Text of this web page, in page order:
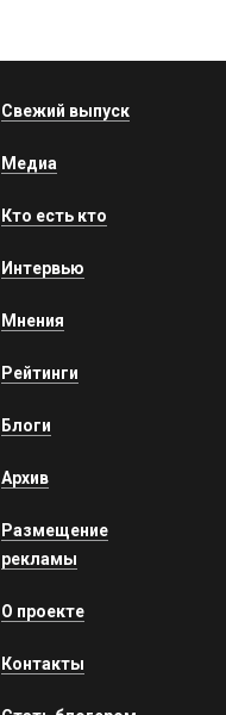
Свежий выпуск
Медиа
Кто есть кто
Интервью
Мнения
Рейтинги
Блоги
Архив
Размещение
рекламы
О проекте
Контакты